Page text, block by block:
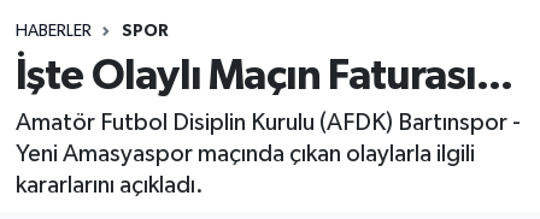
HABERLER SPOR
İşte Olaylı Maçın Faturası...
Amatör Futbol Disiplin Kurulu (AFDK) Bartınspor -
Yeni Amasyaspor maçında çıkan olaylarla ilgili
kararlarını açıkladı.
Kültür-Sanat
Magazin
Medya
Son Dakika Haberleri
Haber Arşivi